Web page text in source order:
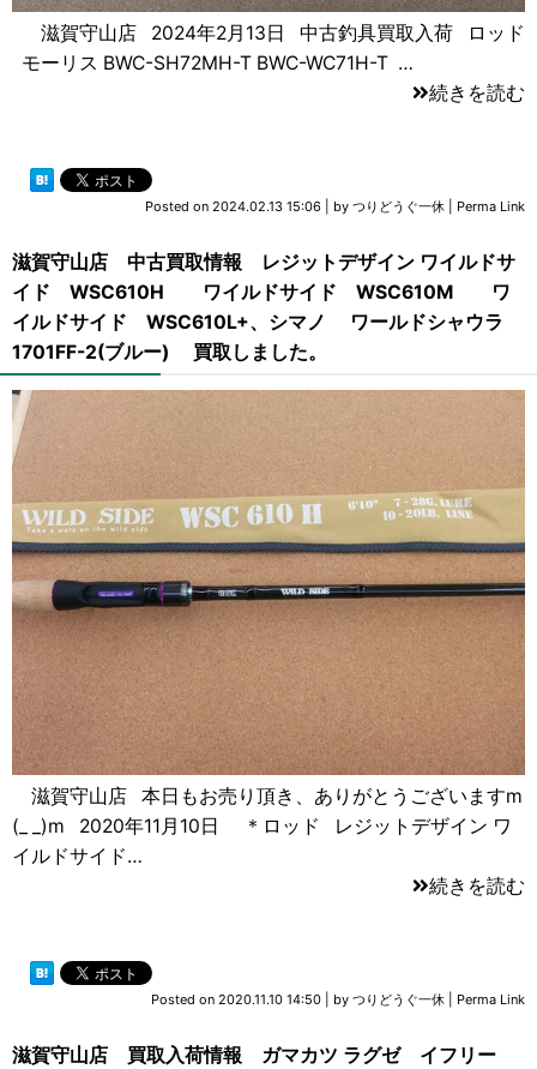
滋賀守山店 2024年2月13日 中古釣具買取入荷 ロッド
モーリス BWC-SH72MH-T BWC-WC71H-T …
続きを読む
Posted on 2024.02.13 15:06 by つりどうぐ一休 Perma Link
滋賀守山店 中古買取情報 レジットデザイン ワイルドサ
イド WSC610H ワイルドサイド WSC610M ワ
イルドサイド WSC610L+、シマノ ワールドシャウラ
1701FF-2(ブルー) 買取しました。
滋賀守山店 本日もお売り頂き、ありがとうございますm
(_ _)m 2020年11月10日 ＊ロッド レジットデザイン ワ
イルドサイド…
続きを読む
Posted on 2020.11.10 14:50 by つりどうぐ一休 Perma Link
滋賀守山店 買取入荷情報 ガマカツ ラグゼ イフリー